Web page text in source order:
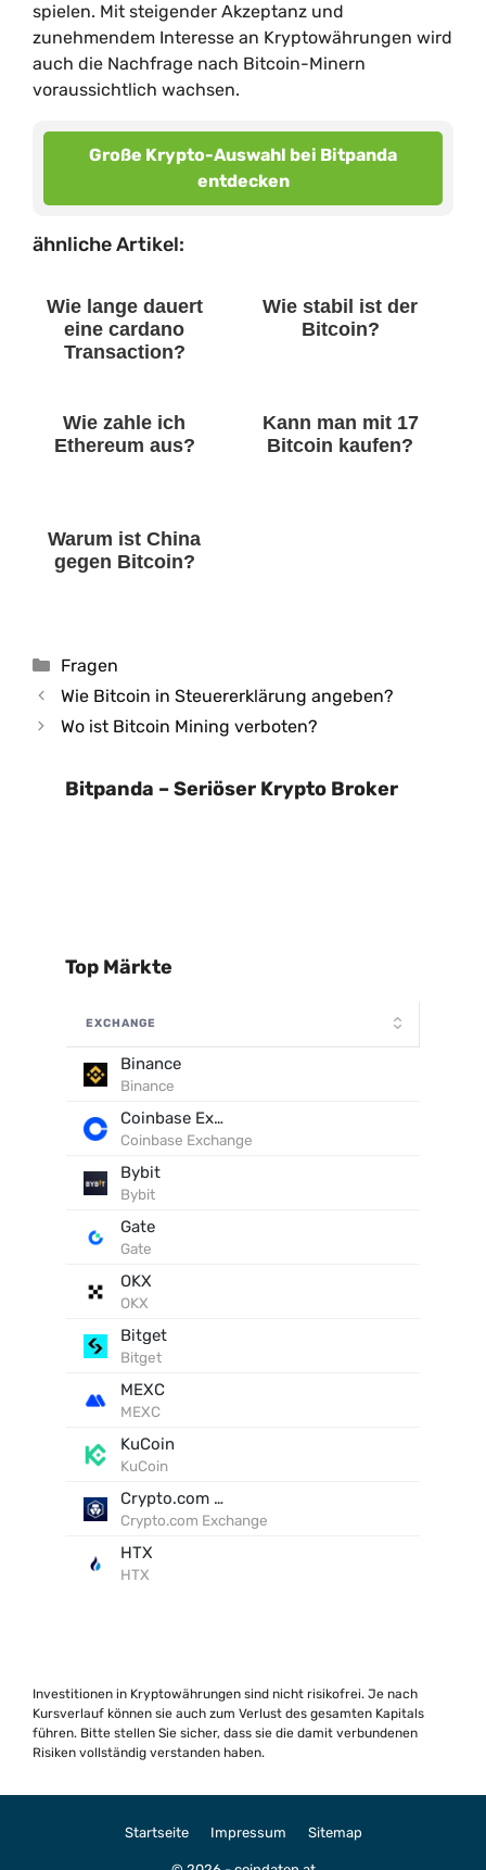
spielen. Mit steigender Akzeptanz und
zunehmendem Interesse an Kryptowährungen wird
auch die Nachfrage nach Bitcoin-Minern
voraussichtlich wachsen.
Große Krypto-Auswahl bei Bitpanda
entdecken
ähnliche Artikel:
Wie lange dauert
eine cardano
Transaction?
Wie stabil ist der
Bitcoin?
Wie zahle ich
Ethereum aus?
Kann man mit 17
Bitcoin kaufen?
Warum ist China
gegen Bitcoin?
Kategorien
Fragen
Wie Bitcoin in Steuererklärung angeben?
Wo ist Bitcoin Mining verboten?
Bitpanda – Seriöser Krypto Broker
Top Märkte
EXCHANGE
Binance
Binance
Coinbase Exchange
Coinbase Exchange
Bybit
Bybit
Gate
Gate
OKX
OKX
Bitget
Bitget
MEXC
MEXC
KuCoin
KuCoin
Crypto.com Exchange
Crypto.com Exchange
HTX
HTX
Investitionen in Kryptowährungen sind nicht risikofrei. Je nach
Kursverlauf können sie auch zum Verlust des gesamten Kapitals
führen. Bitte stellen Sie sicher, dass sie die damit verbundenen
Risiken vollständig verstanden haben.
Startseite Impressum Sitemap